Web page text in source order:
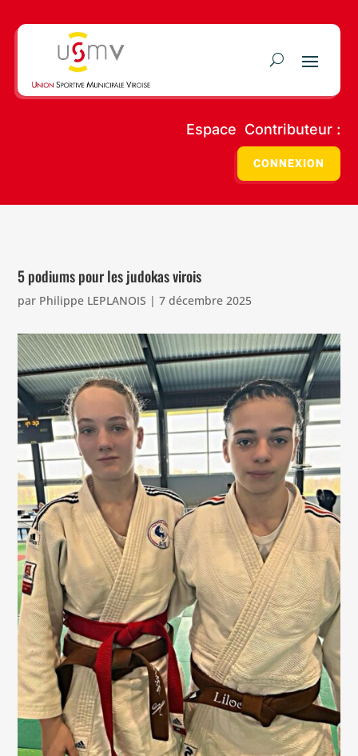
Espace Contributeur :
CONNEXION
5 podiums pour les judokas virois
par Philippe LEPLANOIS |7 décembre 2025